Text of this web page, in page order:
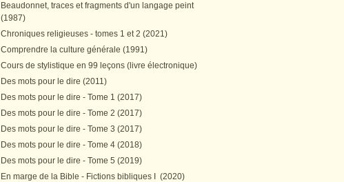
Beaudonnet, traces et fragments d'un langage peint
(1987)
Chroniques religieuses - tomes 1 et 2 (2021)
Comprendre la culture générale (1991)
Cours de stylistique en 99 leçons (livre électronique)
Des mots pour le dire (2011)
Des mots pour le dire - Tome 1 (2017)
Des mots pour le dire - Tome 2 (2017)
Des mots pour le dire - Tome 3 (2017)
Des mots pour le dire - Tome 4 (2018)
Des mots pour le dire - Tome 5 (2019)
En marge de la Bible - Fictions bibliques I (2020)